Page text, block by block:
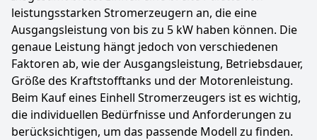
leistungsstarken Stromerzeugern an, die eine
Ausgangsleistung von bis zu 5 kW haben können. Die
genaue Leistung hängt jedoch von verschiedenen
Faktoren ab, wie der Ausgangsleistung, Betriebsdauer,
Größe des Kraftstofftanks und der Motorenleistung.
Beim Kauf eines Einhell Stromerzeugers ist es wichtig,
die individuellen Bedürfnisse und Anforderungen zu
berücksichtigen, um das passende Modell zu finden.